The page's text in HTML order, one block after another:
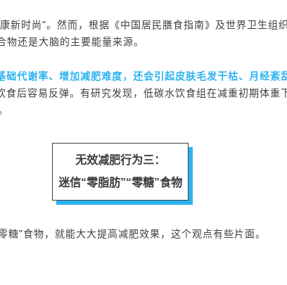
新时尚”。然而，根据《中国居民膳食指南》及世界卫生组
物还是大脑的主要能量来源。
础代谢率、增加减肥难度，还会引起皮肤毛发干枯、月经紊
后容易反弹。 有研究发现， 低碳水饮食组在减重初期体重
无效减肥行为三：
迷信“零脂肪”“零糖”食物
糖”食物，就能大大提高减肥效果，这个观点有些片面。